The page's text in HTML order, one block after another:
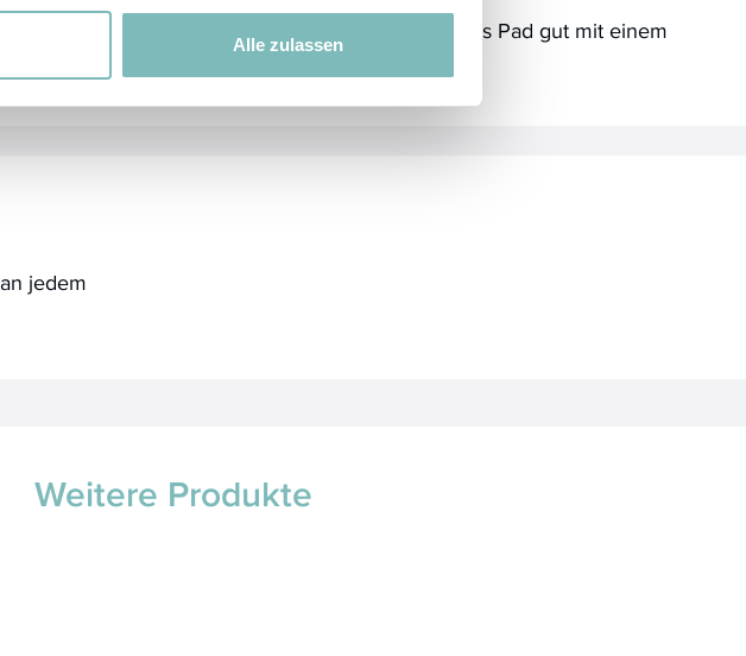
Alle zulassen
Trocknen Sie anschließend das Pad gut mit einem
an jedem
Weitere Produkte